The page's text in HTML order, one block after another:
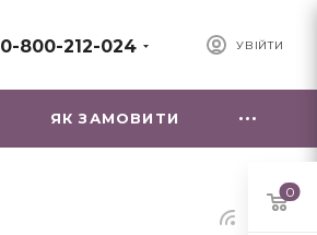
УВІЙТИ
0-800-212-024
ЯК ЗАМОВИТИ
0